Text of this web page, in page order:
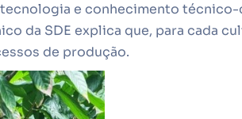
tecnologia e conhecimento
da SDE explica que, para cada
de produção.